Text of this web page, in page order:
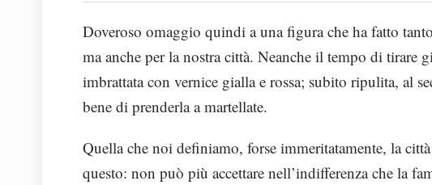
Doveroso omaggio quindi a una figura che ha fatto
ma anche per la nostra città. Neanche il tempo di tirare
imbrattata con vernice gialla e rossa; subito ripulita, al
bene di prenderla a martellate.
Quella che noi definiamo, forse immeritatamente, la
questo: non può più accettare nell’indifferenza che la